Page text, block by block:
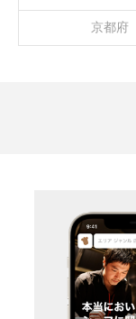
京都府